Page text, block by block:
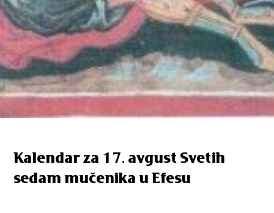
Kalendar za 17. avgust Svetih
sedam mučenika u Efesu